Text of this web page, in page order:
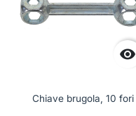

Chiave brugola, 10 fori